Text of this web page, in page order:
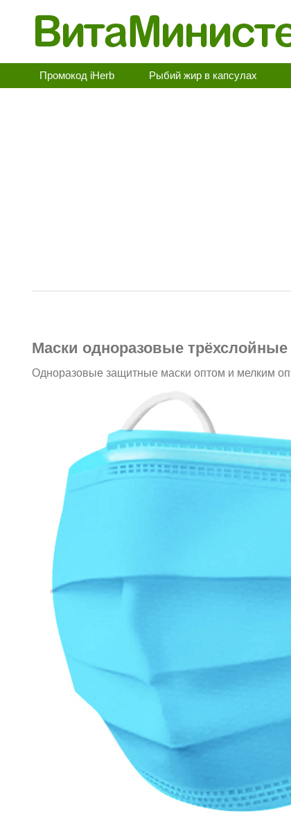
Промокод iHerb Рыбий жир в капсулах
Маски одноразовые
Одноразовые защитные маски оптом и мелким